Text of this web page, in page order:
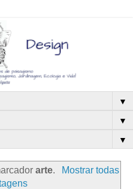
▼
▼
▼
arte.
Mostrar todas